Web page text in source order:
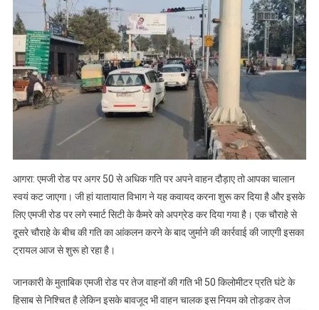
एमजी
रोड
पर
50
किलोमीटर
प्रति
घंटे
से
अधिक
रफ्तार
दौड़ाना
पड़ेगा
भारी
भरकम
आगरा: एमजी रोड पर अगर 50 से अधिक गति पर अपने वाहन दौड़ाए तो आपका चालान
स्वयं कट जाएगा। जी हां यातायात विभाग ने यह कवायद करना शुरू कर दिया है और इसके
लिए एमजी रोड पर लगे स्मार्ट सिटी के कैमरे को अपग्रेड कर दिया गया है। एक चौराहे से
दूसरे चौराहे के बीच की गति का आंकलन करने के बाद जुर्माने की कार्रवाई की जाएगी इसका
ट्रायल आज से शुरू हो रहा है।
जानकारी के मुताबिक एमजी रोड पर तेज वाहनों की गति भी 50 किलोमीटर प्रति घंटे के
हिसाब से निश्चित है लेकिन इसके बावजूद भी वाहन चालक इस नियम को तोड़कर तेज